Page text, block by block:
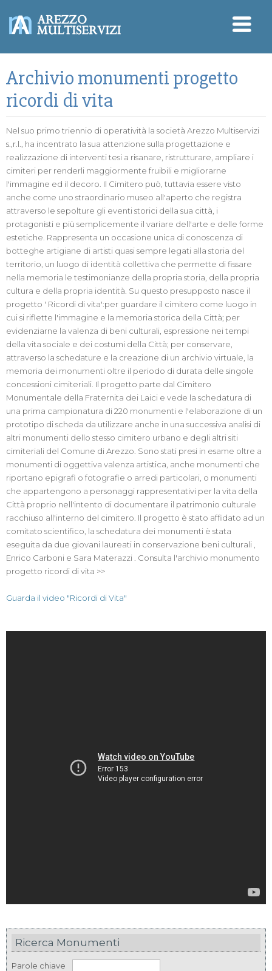
Archivio monumenti progetto
ricordi di vita
Nel suo primo triennio di operatività la società Arezzo Multiservizi
s.,r.l., ha incentrato la sua attenzione sulla progettazione e
realizzazione di interventi tesi a risanare, ristrutturare, ampliare i
cimiteri per renderli maggiormente fruibili e migliorarne
l'immagine ed il decoro. Il Cimitero può, tuttavia essere visto
anche come uno straordinario museo all'aperto che registra
attraverso le sepolture gli eventi storici della sua città, i
protagonisti e più semplicemente il variare dell'arte e delle forme
estetiche. Rappresenta un occasione unica di conoscenza di
botteghe artigiane di artisti quasi sempre legati alla storia del
territorio, un luogo di identità collettiva che permette di fissare
nella memoria le testimonianze della propria storia, della propria
cultura e della propria identità. Su questo presupposto nasce il
progetto ' Ricordi di vita':per guardare il cimitero come luogo in
cui si riflette l'immagine e la memoria storica della Città; per
evidenziarne la valenza di beni culturali, espressione nei tempi
della vita sociale e dei costumi della Città; per conservare,
attraverso la schedature e la creazione di un archivio virtuale, la
memoria dei monumenti oltre il periodo di durata delle singole
concessioni cimiteriali. Il progetto parte dal Cimitero
Monumentale della Fraternita dei Laici e vede la schedatura di
una prima campionatura di 220 monumenti e l'elaborazione di un
prototipo di scheda da utilizzare anche in una successiva analisi di
altri monumenti dello stesso cimitero urbano e degli altri siti
cimiteriali del Comune di Arezzo. Sono stati presi in esame oltre a
monumenti di oggettiva valenza artistica, anche monumenti che
riportano epigrafi o fotografie o arredi particolari, o monumenti
che appartengono a personaggi rappresentativi per la vita della
Città proprio nell'intento di documentare il patrimonio culturale
racchiuso all'interno del cimitero. Il progetto è stato affidato ad un
comitato scientifico, la schedatura dei monumenti è stata
eseguita da due giovani laureati in conservazione beni culturali ,
Enrico Carboni e Sara Materazzi . Consulta l'archivio monumento
progetto ricordi di vita >>
Guarda il video "Ricordi di Vita"
Ricerca Monumenti
Parole chiave